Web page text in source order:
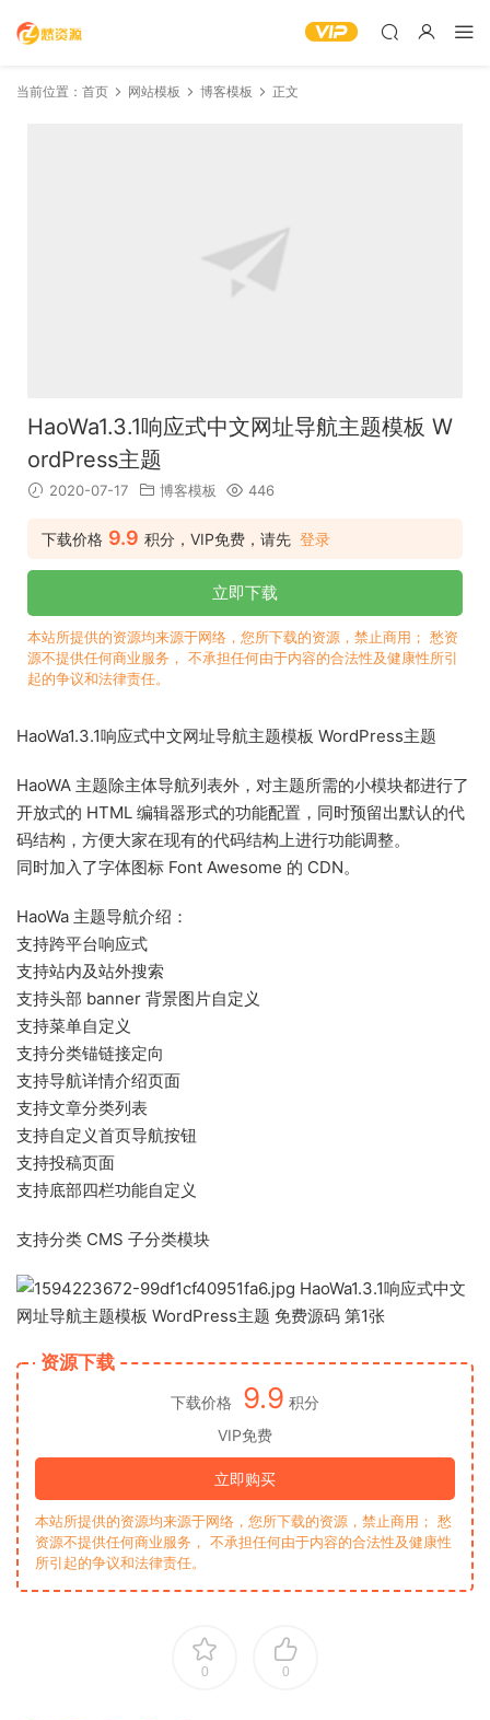
当前位置： 首页 网站模板 博客模板 正文
HaoWa1.3.1响应式中文网址导航主题模板 W
ordPress主题
2020-07-17 博客模板 446
下载价格 9.9 积分，VIP免费，请先 登录
立即下载
本站所提供的资源均来源于网络，您所下载的资源，禁止商用； 愁资
源不提供任何商业服务， 不承担任何由于内容的合法性及健康性所引
起的争议和法律责任。
HaoWa1.3.1响应式中文网址导航主题模板 WordPress主题
HaoWA 主题除主体导航列表外，对主题所需的小模块都进行了
开放式的 HTML 编辑器形式的功能配置，同时预留出默认的代
码结构，方便大家在现有的代码结构上进行功能调整。
同时加入了字体图标 Font Awesome 的 CDN。
HaoWa 主题导航介绍：
支持跨平台响应式
支持站内及站外搜索
支持头部 banner 背景图片自定义
支持菜单自定义
支持分类锚链接定向
支持导航详情介绍页面
支持文章分类列表
支持自定义首页导航按钮
支持投稿页面
支持底部四栏功能自定义
支持分类 CMS 子分类模块
资源下载
下载价格 9.9 积分
VIP免费
立即购买
本站所提供的资源均来源于网络，您所下载的资源，禁止商用； 愁
资源不提供任何商业服务， 不承担任何由于内容的合法性及健康性
所引起的争议和法律责任。
0 0